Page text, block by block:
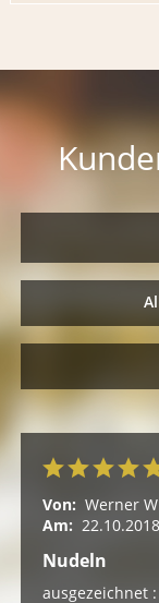
Von: Werner
Am: 22.10.2018
Nudeln
ausgezeichnet